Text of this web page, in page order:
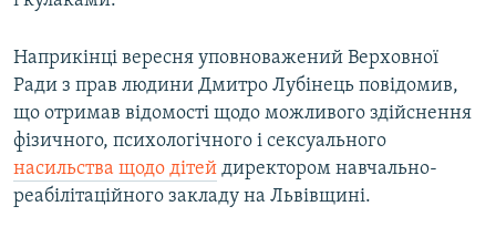
Наприкінці вересня уповноважений Верховної
Ради з прав людини Дмитро Лубінець повідомив,
що отримав відомості щодо можливого здійснення
фізичного, психологічного і сексуального
насильства щодо дітей директором навчально-
реабілітаційного закладу на Львівщині.